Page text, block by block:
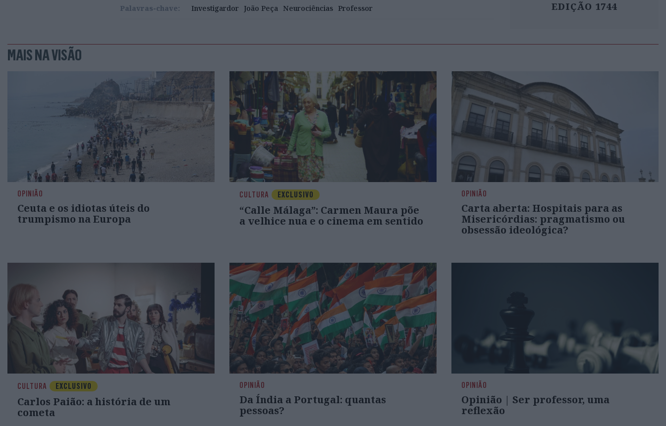
Palavras-chave: Investigardor João Peça Neurociências Professor EDIÇÃO 1744
MAIS NA VISÃO
OPINIÃO
Ceuta e os idiotas úteis do
trumpismo na Europa
CULTURA EXCLUSIVO
“Calle Málaga”: Carmen Maura põe
a velhice nua e o cinema em sentido
OPINIÃO
Carta aberta: Hospitais para as
Misericórdias: pragmatismo ou
obsessão ideológica?
CULTURA EXCLUSIVO
Carlos Paião: a história de um
cometa
OPINIÃO
Da Índia a Portugal: quantas
pessoas?
OPINIÃO
Opinião | Ser professor, uma
reflexão